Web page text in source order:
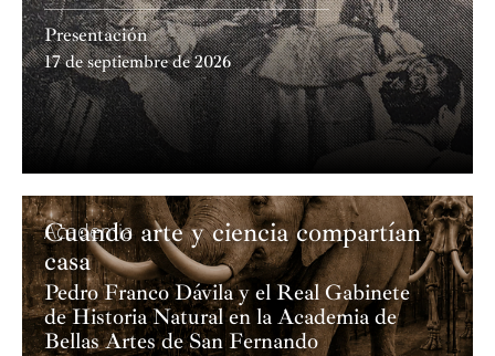
Presentación
17 de septiembre de 2026
Academia
Cuando arte y ciencia compartían
casa
Pedro Franco Dávila y el Real Gabinete
de Historia Natural en la Academia de
Bellas Artes de San Fernando